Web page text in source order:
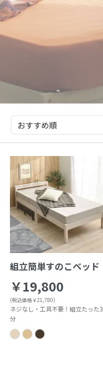
組立簡単すのこベッド
￥19,800
(税込価格￥21,780)
ネジなし・工具不要！組立たった3
分